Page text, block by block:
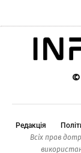
©
Редакція
Всіх прав